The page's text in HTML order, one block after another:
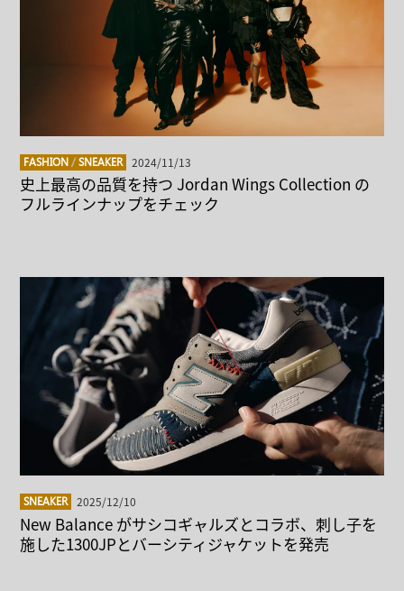
FASHION /SNEAKER 2024/11/13
史上最高の品質を持つ Jordan Wings Collection の
フルラインナップをチェック
SNEAKER 2025/12/10
New Balance がサシコギャルズとコラボ、刺し子を
施した1300JPとバーシティジャケットを発売